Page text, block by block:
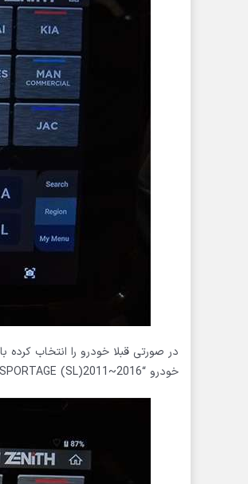
خودرو “SPORTAGE (SL)2011~2016” را انتخاب میکنیم. نوع موتور را G 2.4 DOHC انتخاب میکنیم.